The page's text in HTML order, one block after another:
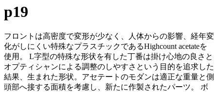
p19
フロントは高密度で変形が少なく、人体からの影響、経年変
化がしにくい特殊なプラスチックであるHighcount acetateを
使用。 L字型の特殊な形状を有した丁番は掛け心地の良さと
オプティシャンによる調整のしやすさという目的を追求した
結果、生まれた形状。アセテートのモダンは適正な重量と側
頭部へ接する面積を考慮し、新たに作製されたパーツ。 ボ